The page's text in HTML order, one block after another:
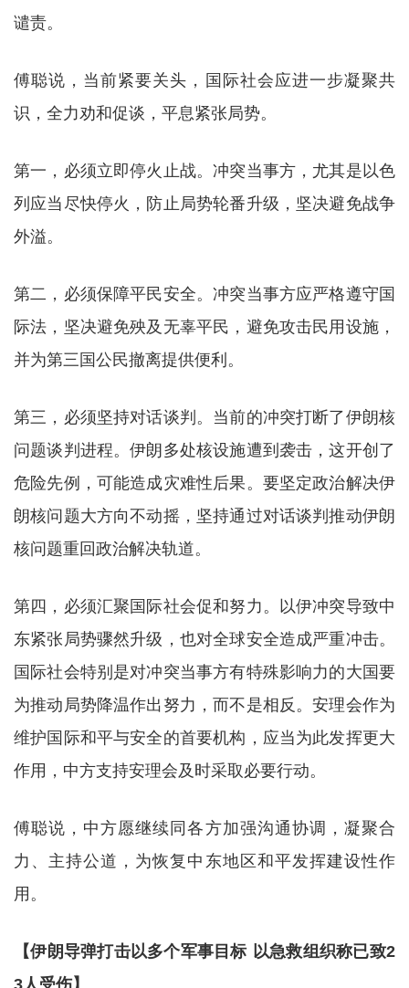
谴责。
傅聪说，当前紧要关头，国际社会应进一步凝聚共
识，全力劝和促谈，平息紧张局势。
第一，必须立即停火止战。冲突当事方，尤其是以色
列应当尽快停火，防止局势轮番升级，坚决避免战争
外溢。
第二，必须保障平民安全。冲突当事方应严格遵守国
际法，坚决避免殃及无辜平民，避免攻击民用设施，
并为第三国公民撤离提供便利。
第三，必须坚持对话谈判。当前的冲突打断了伊朗核
问题谈判进程。伊朗多处核设施遭到袭击，这开创了
危险先例，可能造成灾难性后果。要坚定政治解决伊
朗核问题大方向不动摇，坚持通过对话谈判推动伊朗
核问题重回政治解决轨道。
第四，必须汇聚国际社会促和努力。以伊冲突导致中
东紧张局势骤然升级，也对全球安全造成严重冲击。
国际社会特别是对冲突当事方有特殊影响力的大国要
为推动局势降温作出努力，而不是相反。安理会作为
维护国际和平与安全的首要机构，应当为此发挥更大
作用，中方支持安理会及时采取必要行动。
傅聪说，中方愿继续同各方加强沟通协调，凝聚合
力、主持公道，为恢复中东地区和平发挥建设性作
用。
【伊朗导弹打击以多个军事目标 以急救组织称已致2
3人受伤】